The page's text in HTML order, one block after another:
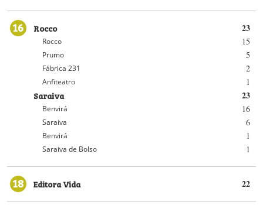
16 23
Rocco
15
Rocco
5
Prumo
2
Fábrica 231
1
Anfiteatro
23
Saraiva
16
Benvirá
6
Saraiva
1
Benvirá
1
Saraiva de Bolso
18 22
Editora Vida